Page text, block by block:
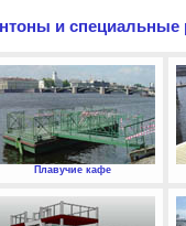
и специальные
Плавучие кафе